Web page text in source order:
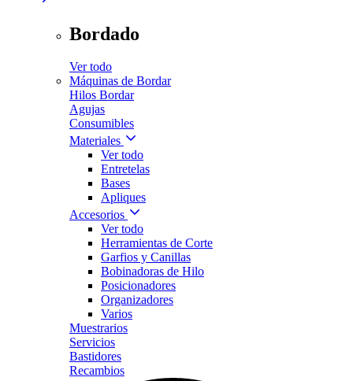
Bordado
Ver todo
Máquinas de Bordar
Hilos Bordar
Agujas
Consumibles
Materiales
Ver todo
Entretelas
Bases
Apliques
Accesorios
Ver todo
Herramientas de Corte
Garfios y Canillas
Bobinadoras de Hilo
Posicionadores
Organizadores
Varios
Muestrarios
Servicios
Bastidores
Recambios